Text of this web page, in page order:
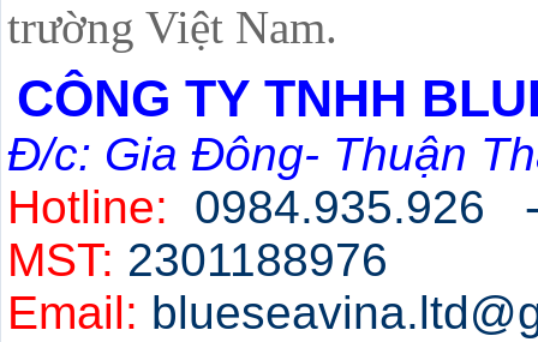
trường Việt Nam.
CÔNG TY TNHH
Đ/c: Gia Đông- Thuận
Hotline:
0984.935.926
MST: 2301188976
Email: